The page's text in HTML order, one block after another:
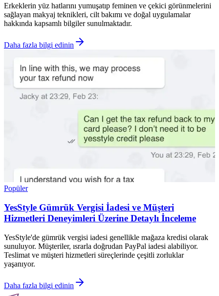
Erkeklerin yüz hatlarını yumuşatıp feminen ve çekici görünmelerini
sağlayan makyaj teknikleri, cilt bakımı ve doğal uygulamalar
hakkında kapsamlı bilgiler sunulmaktadır.
Daha fazla bilgi edinin
Popüler
YesStyle Gümrük Vergisi İadesi ve Müşteri
Hizmetleri Deneyimleri Üzerine Detaylı İnceleme
YesStyle'de gümrük vergisi iadesi genellikle mağaza kredisi olarak
sunuluyor. Müşteriler, ısrarla doğrudan PayPal iadesi alabiliyor.
Teslimat ve müşteri hizmetleri süreçlerinde çeşitli zorluklar
yaşanıyor.
Daha fazla bilgi edinin